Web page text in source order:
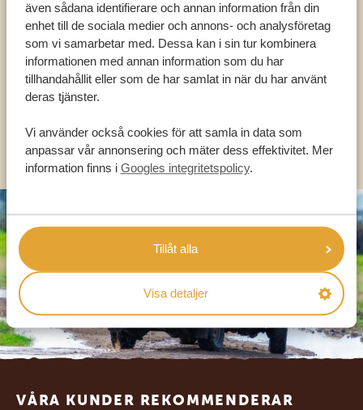
även sådana identifierare och annan information från din
enhet till de sociala medier och annons- och analysföretag
som vi samarbetar med. Dessa kan i sin tur kombinera
informationen med annan information som du har
tillhandahållit eller som de har samlat in när du har använt
deras tjänster.
Vi använder också cookies för att samla in data som
anpassar vår annonsering och mäter dess effektivitet. Mer
information finns i Googles integritetspolicy.
Tillåt alla
Visa detaljer
VÅRA SPECIALISTER FINNS HÄR FÖR ATT
HJÄLPA DIG
OLIKA LÄNDER
Footer
VÅRA KUNDER REKOMMENDERAR